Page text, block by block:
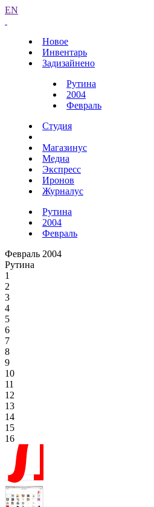
EN
Новое
Инвентарь
Задизайнено
Рутина
2004
Февраль
Студия
Магазинус
Медиа
Экспресс
Иронов
Журналус
Рутина
2004
Февраль
Февраль 2004
Рутина
1
2
3
4
5
6
7
8
9
10
11
12
13
14
15
16